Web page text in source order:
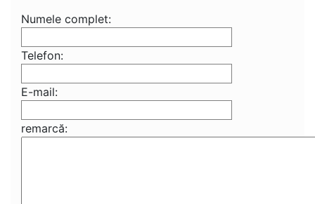
Numele complet:
Telefon:
E-mail:
remarcă: